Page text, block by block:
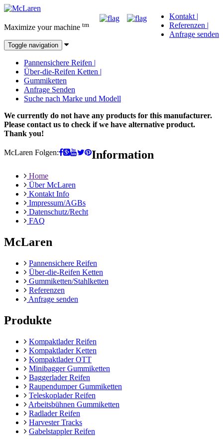
Kontakt |
Referenzen |
Anfrage senden
Maximize your machine tm
Toggle navigation
Pannensichere Reifen |
Über-die-Reifen Ketten |
Gummiketten
Anfrage Senden
Suche nach Marke und Modell
We currently do not have any products for this manufacturer.
Please contact us to check if we have alternative product.
Thank you!
McLaren Folgen: Information
Home
Über McLaren
Kontakt Info
Impressum/AGBs
Datenschutz/Recht
FAQ
McLaren
Pannensichere Reifen
Über-die-Reifen Ketten
Gummiketten/Stahlketten
Referenzen
Anfrage senden
Produkte
Kompaktlader Reifen
Kompaktlader Ketten
Kompaktlader OTT
Minibagger Gummiketten
Baggerlader Reifen
Raupendumper Gummiketten
Teleskoplader Reifen
Arbeitsbühnen Gummiketten
Radlader Reifen
Harvester Tracks
Gabelstappler Reifen